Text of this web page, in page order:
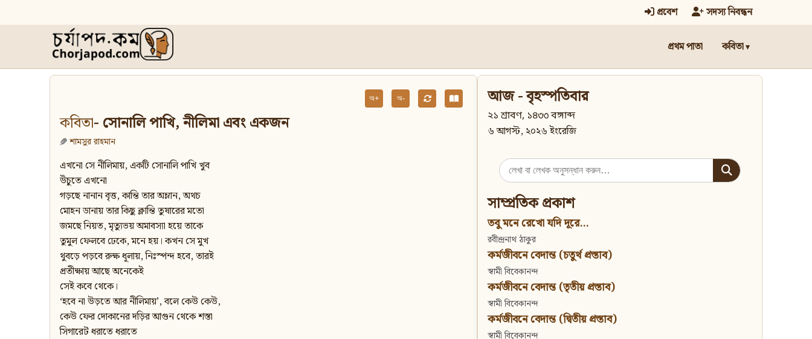
প্রবেশ সদস্য নিবন্ধন
প্রথম পাতা কবিতা
অ+ অ-
কবিতা- সোনালি পাখি, নীলিমা এবং একজন
শামসুর রাহমান
এখনো সে নীলিমায়, একটি সোনালি পাখি খুব
উঁচুতে এখনো
গড়ছে নানান বৃত্ত, কান্তি তার অম্লান, অথচ
মোহন ডানায় তার কিছু ক্লান্তি তুষারের মতো
জমছে নিয়ত, মৃত্যুভয় অমাবস্যা হয়ে তাকে
তুমুল ফেলবে ঢেকে, মনে হয়। কখন সে মুখ
থুবড়ে পড়বে রুক্ষ ধূলায়, নিঃস্পন্দ হবে, তারই
প্রতীক্ষায় আছে অনেকেই
সেই কবে থেকে।
‘হবে না উড়তে আর নীলিমায়’, বলে কেউ কেউ,
কেউ ফের দোকানের দড়ির আগুন থেকে শস্তা
সিগারেট ধরাতে ধরাতে
আজ - বৃহস্পতিবার
২১ শ্রাবণ, ১৪৩৩ বঙ্গাব্দ
৬ আগস্ট, ২০২৬ ইংরেজি
Search
for:
সাম্প্রতিক প্রকাশ
তবু মনে রেখো যদি দূরে...
রবীন্দ্রনাথ ঠাকুর
কর্মজীবনে বেদান্ত (চতুর্থ প্রস্তাব)
স্বামী বিবেকানন্দ
কর্মজীবনে বেদান্ত (তৃতীয় প্রস্তাব)
স্বামী বিবেকানন্দ
কর্মজীবনে বেদান্ত (দ্বিতীয় প্রস্তাব)
স্বামী বিবেকানন্দ